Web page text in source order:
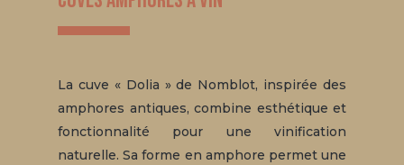
La cuve « Dolia » de Nomblot, inspirée des
amphores antiques, combine esthétique et
fonctionnalité pour une vinification
naturelle. Sa forme en amphore permet une